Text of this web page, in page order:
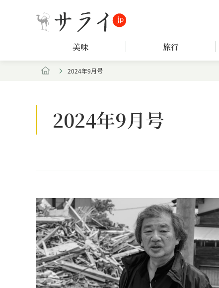
美味 旅行
2024年9月号
2024年9月号